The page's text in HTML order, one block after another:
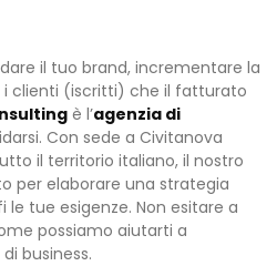
il tuo brand, incrementare la
i clienti (iscritti) che il fatturato
è l’agenzia di
Con sede a Civitanova
il territorio italiano, il nostro
per elaborare una strategia
le tue esigenze. Non esitare a
possiamo aiutarti a
business.